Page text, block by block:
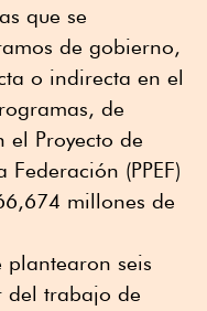
que se
de gobierno,
o indirecta en el
de
el Proyecto de
Federación (PPEF)
millones de
plantearon seis
del trabajo de